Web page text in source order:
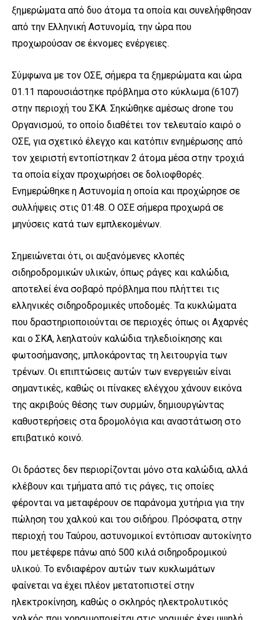
ξημερώματα από δυο άτομα τα οποία και συνελήφθησαν
από την Ελληνική Αστυνομία, την ώρα που
προχωρούσαν σε έκνομες ενέργειες.
Σύμφωνα με τον ΟΣΕ, σήμερα τα ξημερώματα και ώρα
01.11 παρουσιάστηκε πρόβλημα στο κύκλωμα (6107)
στην περιοχή του ΣΚΑ. Σηκώθηκε αμέσως drone του
Οργανισμού, το οποίο διαθέτει τον τελευταίο καιρό ο
ΟΣΕ, για σχετικό έλεγχο και κατόπιν ενημέρωσης από
τον χειριστή εντοπίστηκαν 2 άτομα μέσα στην τροχιά
τα οποία είχαν προχωρήσει σε δολιοφθορές.
Ενημερώθηκε η Αστυνομία η οποία και προχώρησε σε
συλλήψεις στις 01:48. Ο ΟΣΕ σήμερα προχωρά σε
μηνύσεις κατά των εμπλεκομένων.
Σημειώνεται ότι, οι αυξανόμενες κλοπές
σιδηροδρομικών υλικών, όπως ράγες και καλώδια,
αποτελεί ένα σοβαρό πρόβλημα που πλήττει τις
ελληνικές σιδηροδρομικές υποδομές. Τα κυκλώματα
που δραστηριοποιούνται σε περιοχές όπως οι Αχαρνές
και ο ΣKA, λεηλατούν καλώδια τηλεδιοίκησης και
φωτοσήμανσης, μπλοκάροντας τη λειτουργία των
τρένων. Οι επιπτώσεις αυτών των ενεργειών είναι
σημαντικές, καθώς οι πίνακες ελέγχου χάνουν εικόνα
της ακριβούς θέσης των συρμών, δημιουργώντας
καθυστερήσεις στα δρομολόγια και αναστάτωση στο
επιβατικό κοινό.
Οι δράστες δεν περιορίζονται μόνο στα καλώδια, αλλά
κλέβουν και τμήματα από τις ράγες, τις οποίες
φέρονται να μεταφέρουν σε παράνομα χυτήρια για την
πώληση του χαλκού και του σιδήρου. Πρόσφατα, στην
περιοχή του Ταύρου, αστυνομικοί εντόπισαν αυτοκίνητο
που μετέφερε πάνω από 500 κιλά σιδηροδρομικού
υλικού. Το ενδιαφέρον αυτών των κυκλωμάτων
φαίνεται να έχει πλέον μετατοπιστεί στην
ηλεκτροκίνηση, καθώς ο σκληρός ηλεκτρολυτικός